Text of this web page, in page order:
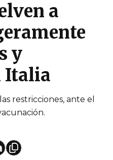
a
y
Italia
restricciones, ante el